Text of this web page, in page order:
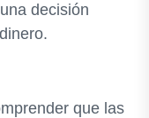
decisión
que las